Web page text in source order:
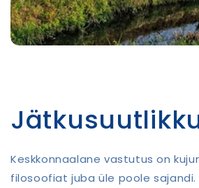
Keskkonnaalane vastutus on
filosoofiat juba üle poole